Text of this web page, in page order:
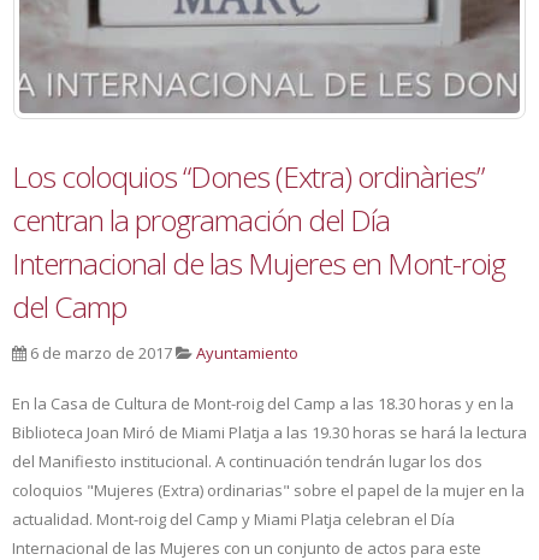
Los coloquios “Dones (Extra) ordinàries”
centran la programación del Día
Internacional de las Mujeres en Mont-roig
del Camp
6 de marzo de 2017 Ayuntamiento
En la Casa de Cultura de Mont-roig del Camp a las 18.30 horas y en la
Biblioteca Joan Miró de Miami Platja a las 19.30 horas se hará la lectura
del Manifiesto institucional. A continuación tendrán lugar los dos
coloquios "Mujeres (Extra) ordinarias" sobre el papel de la mujer en la
actualidad. Mont-roig del Camp y Miami Platja celebran el Día
Internacional de las Mujeres con un conjunto de actos para este